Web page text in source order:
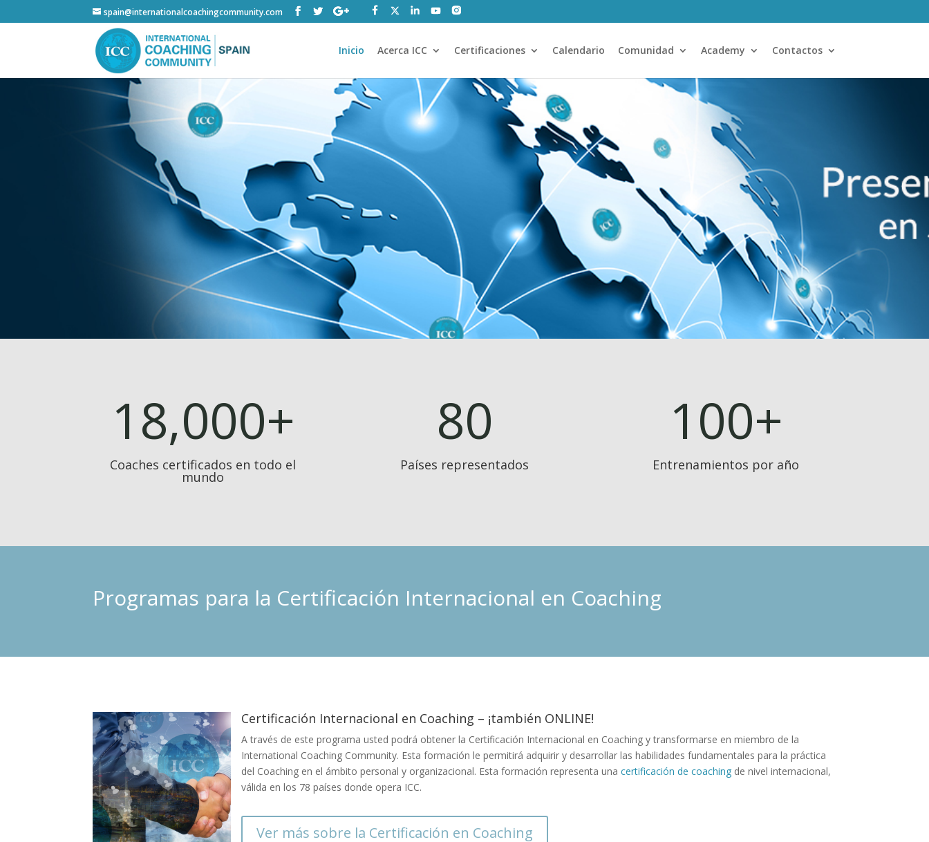
spain@internationalcoachingcommunity.com
Inicio Acerca ICC Certificaciones Calendario Comunidad Academy Contactos
18,000+
Coaches certificados en todo el
mundo
80
Países representados
100+
Entrenamientos por año
Programas para la Certificación Internacional en Coaching
Certificación Internacional en Coaching – ¡también ONLINE!
A través de este programa usted podrá obtener la Certificación Internacional en Coaching y transformarse en miembro de la
International Coaching Community. Esta formación le permitirá adquirir y desarrollar las habilidades fundamentales para la práctica
del Coaching en el ámbito personal y organizacional. Esta formación representa unacertificación de coaching de nivel internacional,
válida en los 78 países donde opera ICC.
Ver más sobre la Certificación en Coaching